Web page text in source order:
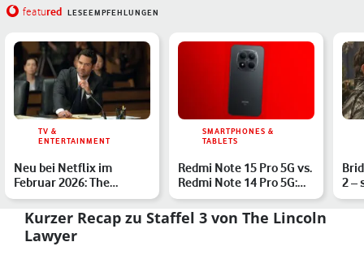
featured LESEEMPFEHLUNGEN
TV &
ENTERTAINMENT
Neu bei Netflix im
Februar 2026: The
Lincoln Lawyer & Co.
gehen w…
SMARTPHONES &
TABLETS
Redmi Note 15 Pro 5G vs.
Redmi Note 14 Pro 5G:
Die Budget-Handys …
2 –
Kurzer Recap zu Staffel 3 von The Lincoln
Lawyer